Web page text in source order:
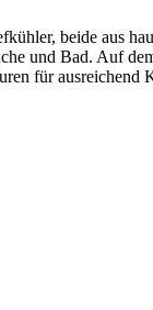
beide aus
und Bad. Auf
für ausreichend